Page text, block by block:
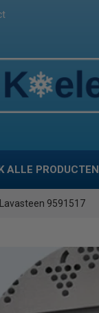
ALLE PRODUCTEN
Lavasteen 9591517